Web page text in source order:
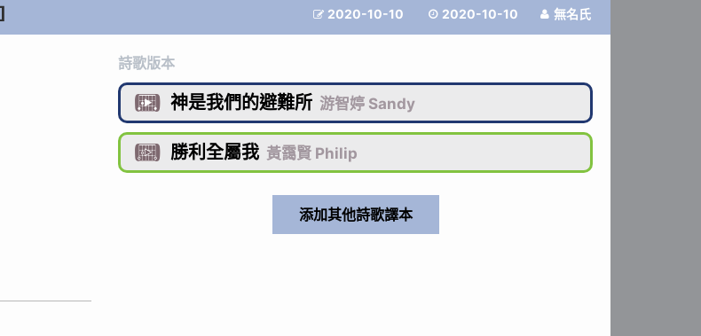
 2020-10-10  2020-10-10  無名氏
詩歌版本
 神是我們的避難所 游智婷 Sandy
 勝利全屬我 黃靄賢 Philip